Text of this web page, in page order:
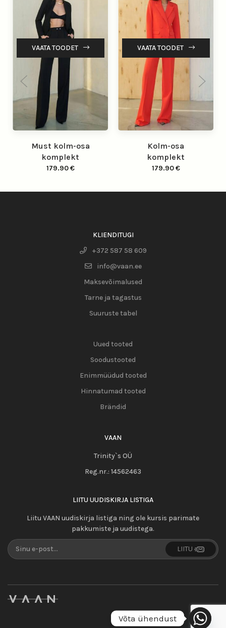
VAATA TOODET
Must kolm-osa
komplekt
179.90€
VAATA TOODET
Kolm-osa
komplekt
179.90€
KLIENDITUGI
+372 587 58 609
info@vaan.ee
Maksevõimalused
Tarne ja tagastus
Suuruste tabel
Uued tooted
Soodustooted
Enimmüüdud tooted
Hinnatumad tooted
Brändid
VAAN
Trinity`s OÜ
Reg.nr.: 14562463
LIITU UUDISKIRJA LISTIGA
Liitu VAAN uudiskirja listiga ning ole kursis parimate
pakkumiste ja uudistega.
LIITU
Võta ühendust